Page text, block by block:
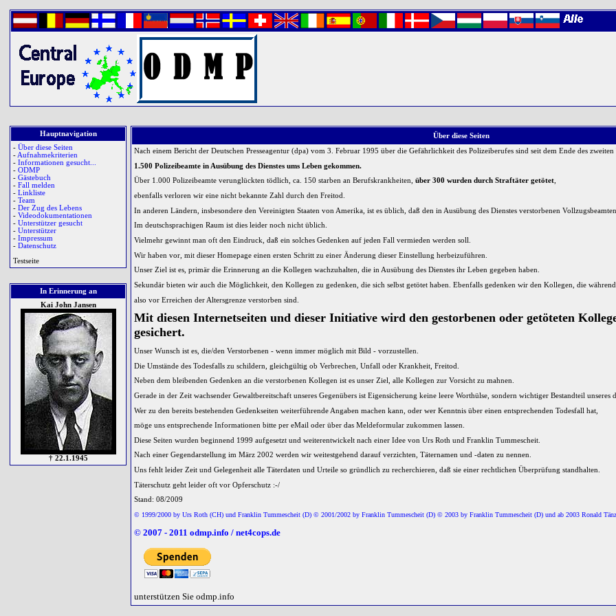
Hauptnavigation
- Über diese Seiten
- Aufnahmekriterien
- Informationen gesucht...
- ODMP
- Gästebuch
- Fall melden
- Linkliste
- Team
- Der Zug des Lebens
- Videodokumentationen
- Unterstützer gesucht
- Unterstützer
- Impressum
- Datenschutz
Testseite
In Erinnerung an
Kai John Jansen
† 22.1.1945
Über diese Seiten
Nach einem Bericht der Deutschen Presseagentur (dpa) vom 3. Februar 1995 über die Gefährlichkeit des Polizeiberufes sind seit dem Ende des
1.500 Polizeibeamte in Ausübung des Dienstes ums Leben gekommen.
Über 1.000 Polizeibeamte verunglückten tödlich, ca. 150 starben an Berufskrankheiten, über 300 wurden durch Straftäter getötet,
ebenfalls verloren wir eine nicht bekannte Zahl durch den Freitod.
In anderen Ländern, insbesondere den Vereinigten Staaten von Amerika, ist es üblich, daß den in Ausübung des Dienstes verstorbenen
Im deutschsprachigen Raum ist dies leider noch nicht üblich.
Vielmehr gewinnt man oft den Eindruck, daß ein solches Gedenken auf jeden Fall vermieden werden soll.
Wir haben vor, mit dieser Homepage einen ersten Schritt zu einer Änderung dieser Einstellung herbeizuführen.
Unser Ziel ist es, primär die Erinnerung an die Kollegen wachzuhalten, die in Ausübung des Dienstes ihr Leben gegeben haben.
Sekundär bieten wir auch die Möglichkeit, den Kollegen zu gedenken, die sich selbst getötet haben. Ebenfalls gedenken wir den Kollegen, die während
also vor Erreichen der Altersgrenze verstorben sind.
Mit diesen Internetseiten und dieser Initiative wird den gestorbenen oder getöteten
gesichert.
Unser Wunsch ist es, die/den Verstorbenen - wenn immer möglich mit Bild - vorzustellen.
Die Umstände des Todesfalls zu schildern, gleichgültig ob Verbrechen, Unfall oder Krankheit, Freitod.
Neben dem bleibenden Gedenken an die verstorbenen Kollegen ist es unser Ziel, alle Kollegen zur Vorsicht zu mahnen.
Gerade in der Zeit wachsender Gewaltbereitschaft unseres Gegenübers ist Eigensicherung keine leere Worthülse, sondern wichtiger Bestandteil unseres
Wer zu den bereits bestehenden Gedenkseiten weiterführende Angaben machen kann, oder wer Kenntnis über einen entsprechenden Todesfall hat,
möge uns entsprechende Informationen bitte per eMail oder über das Meldeformular zukommen lassen.
Diese Seiten wurden beginnend 1999 aufgesetzt und weiterentwickelt nach einer Idee von Urs Roth und Franklin Tummescheit.
Nach einer Gegendarstellung im März 2002 werden wir weitestgehend darauf verzichten, Täternamen und -daten zu nennen.
Uns fehlt leider Zeit und Gelegenheit alle Täterdaten und Urteile so gründlich zu recherchieren, daß sie einer rechtlichen Überprüfung standhalten.
Täterschutz geht leider oft vor Opferschutz :-/
Stand: 08/2009
© 1999/2000 by Urs Roth (CH) und Franklin Tummescheit (D) © 2001/2002 by Franklin Tummescheit (D) © 2003 by Franklin Tummescheit (D) und ab 2003 Ronald
© 2007 - 2011 odmp.info / net4cops.de
unterstützen Sie odmp.info